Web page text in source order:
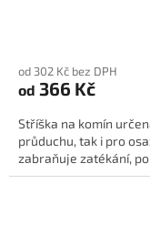
od 302 Kč bez DPH
od 366 Kč
Stříška na komín
průduchu, tak i pro
zabraňuje zatékání,